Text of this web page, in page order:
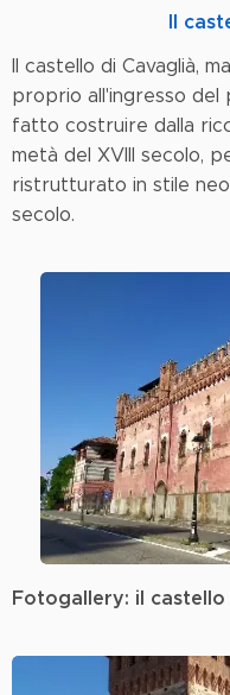
Il
Il castello di Cavaglià,
proprio all'ingresso del
fatto costruire dalla
metà del XVIII secolo,
ristrutturato in stile
secolo.
Fotogallery: il